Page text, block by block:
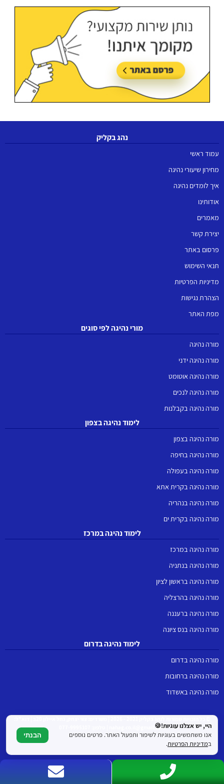
נהג בקליק
עמוד ראשי
מחירון שיעורי נהיגה
איך לומדים נהיגה
אודותינו
מאמרים
יצירת קשר
פרסום באתר
תנאי השימוש
מדיניות הפרטיות
הצהרת נגישות
מפת האתר
מורי נהיגה לפי סוגים
מורה נהיגה
מורה נהיגה ידני
מורה נהיגה אוטומט
מורה נהיגה לנכים
מורה נהיגה בקבלנות
לימוד נהיגה בצפון
מורה נהיגה בצפון
מורה נהיגה בחיפה
מורה נהיגה בעפולה
מורה נהיגה בקרית אתא
מורה נהיגה בנהריה
מורה נהיגה בקרית ים
לימוד נהיגה במרכז
מורה נהיגה במרכז
מורה נהיגה בנתניה
מורה נהיגה בראשון לציון
מורה נהיגה בהרצליה
מורה נהיגה ברעננה
מורה נהיגה בנס ציונה
לימוד נהיגה בדרום
מורה נהיגה בדרום
מורה נהיגה ברחובות
מורה נהיגה באשדוד
nahag.co.il@gmail.com | טלפון: 077-9995107היי, יש אצלנו עוגיות!🍪
אנו משתמשים בעוגיות לשיפור ותפעול האתר. פרטים נוספים
במדיניות הפרטיות.
הבנתי